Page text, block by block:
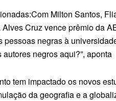
Milton Santos,
Cruz vence prêmio da
pessoas negras à
negros aqui?”, aponta
tem impactado os novos
da geografia e a